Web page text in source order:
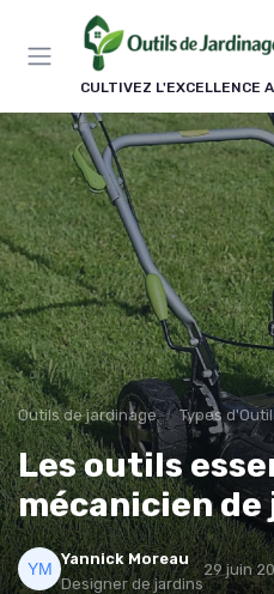
CULTIVEZ L'EXCELLENCE
Outils de jardinage Types
Les outils
mécanicien
Yannick Moreau
Designer de jardins
29 juin
Panneau de gestion des